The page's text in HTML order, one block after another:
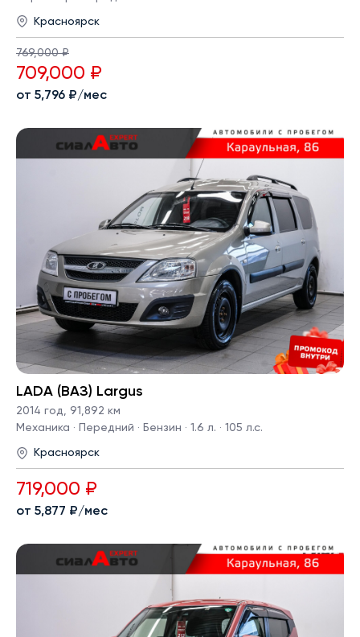
Красноярск
769,000 ₽
709,000 ₽
от 5,796 ₽/мес
LADA (ВАЗ) Largus
2014 год, 91,892 км
Механика · Передний · Бензин · 1.6 л. · 105 л.с.
Красноярск
719,000 ₽
от 5,877 ₽/мес